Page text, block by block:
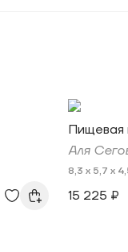
Пищевая
Аля
8,3 x 5,7 x
15 225 ₽